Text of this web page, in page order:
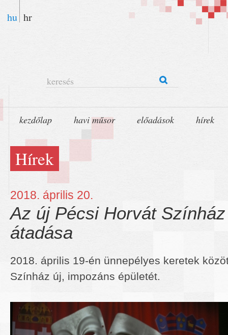
hu hr
keresés
kezdőlap havi műsor előadások hírek
Hírek
2018. április 20.
Az új Pécsi Horvát
átadása
2018. április 19-én ünnepélyes keretek
Színház új, impozáns épületét.